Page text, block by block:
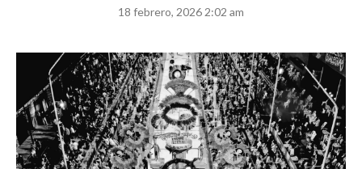
18 febrero, 2026 2:02 am